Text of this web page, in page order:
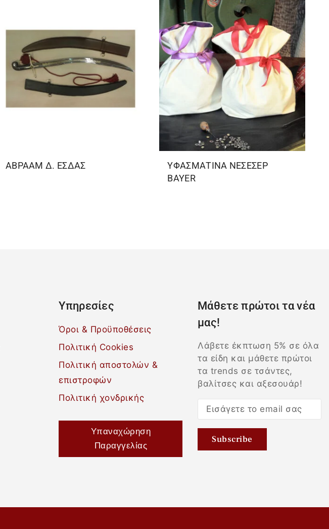
ΑΒΡΑΑΜ Δ. ΕΣΔΑΣ
ΥΦΑΣΜΑΤΙΝΑ ΝΕΣΕΣΕΡ
BAYER
Υπηρεσίες
Όροι & Προϋποθέσεις
Πολιτική Cookies
Πολιτική αποστολών &
επιστροφών
Πολιτική χονδρικής
Υπαναχώρηση
Παραγγελίας
Μάθετε πρώτοι τα νέα
μας!
Λάβετε έκπτωση 5% σε όλα
τα είδη και μάθετε πρώτοι
τα trends σε τσάντες,
βαλίτσες και αξεσουάρ!